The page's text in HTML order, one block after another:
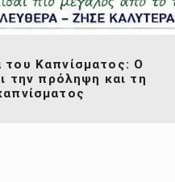
του Καπνίσματος: Ο
την πρόληψη και τη